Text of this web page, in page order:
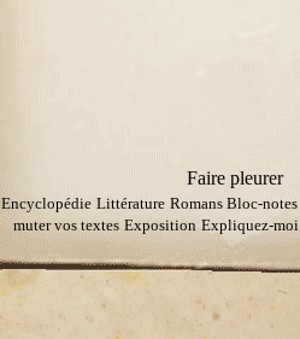
Faire pleurer
Encyclopédie Littérature Romans Bloc-notes
muter vos textes Exposition Expliquez-moi